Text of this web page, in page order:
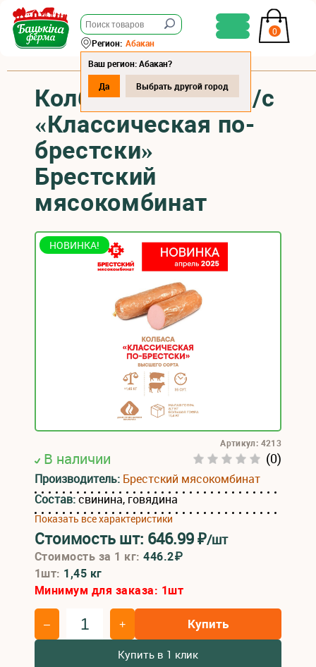
0
Регион: Абакан
Ваш регион: Абакан?
Да
Выбрать другой город
Колбаса варёная в/с
«Классическая по-
брестски»
Брестский
мясокомбинат
НОВИНКА!
В наличии (0)
Артикул: 4213
Производитель: Брестский мясокомбинат
Состав:свинина, говядина
Показать все характеристики
Стоимость шт: 646.99₽/шт
Стоимость за 1 кг:446.2₽
1шт: 1,45 кг
Минимум для заказа: 1шт
– + Купить
Купить в 1 клик